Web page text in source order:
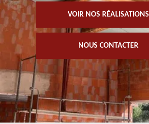
VOIR NOS RÉALISATIONS
NOUS CONTACTER